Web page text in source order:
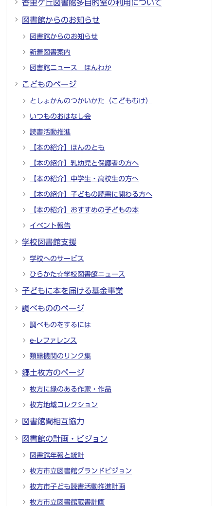
香里ケ丘図書館多目的室の利用について
図書館からのお知らせ
図書館からのお知らせ
新着図書案内
図書館ニュース ほんわか
こどものページ
としょかんのつかいかた（こどもむけ）
いつものおはなし会
読書活動推進
【本の紹介】ほんのとも
【本の紹介】乳幼児と保護者の方へ
【本の紹介】中学生・高校生の方へ
【本の紹介】子どもの読書に関わる方へ
【本の紹介】おすすめの子どもの本
イベント報告
学校図書館支援
学校へのサービス
ひらかた☆学校図書館ニュース
子どもに本を届ける基金事業
調べもののページ
調べものをするには
e-レファレンス
類縁機関のリンク集
郷土枚方のページ
枚方に縁のある作家・作品
枚方地域コレクション
図書館間相互協力
図書館の計画・ビジョン
図書館年報と統計
枚方市立図書館グランドビジョン
枚方市子ども読書活動推進計画
枚方市立図書館蔵書計画